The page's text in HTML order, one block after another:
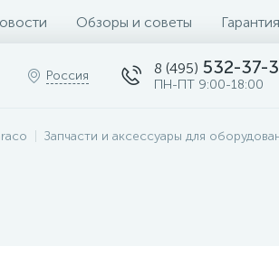
Обзоры и советы Гарантия
Россия 8 (495) 532-37-
ПН-ПТ 9:00-18:00
Запчасти и аксессуары для